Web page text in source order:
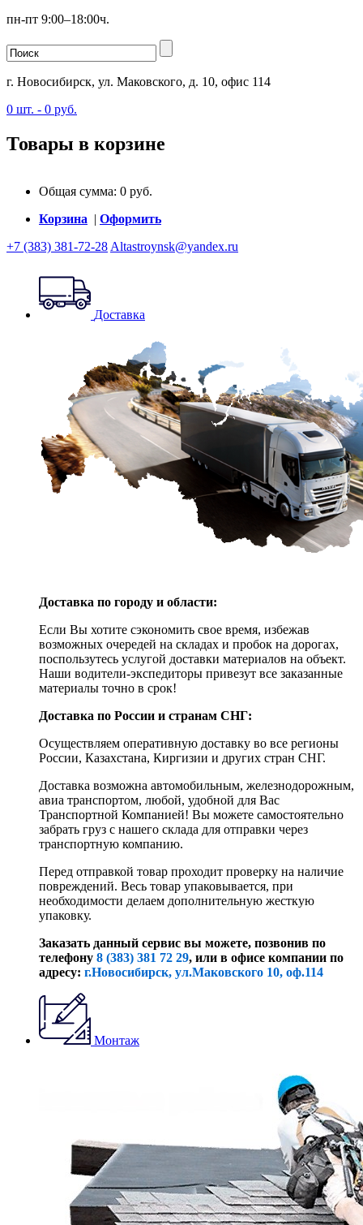
пн-пт 9:00–18:00ч.
г. Новосибирск, ул. Маковского, д. 10, офис 114
0 шт. - 0 руб.
Товары в корзине
Общая сумма: 0 руб.
Корзина | Оформить
+7 (383) 381-72-28 Altastroynsk@yandex.ru
Доставка
Доставка по городу и области:
Если Вы хотите сэкономить свое время, избежав
возможных очередей на складах и пробок на дорогах,
поспользутесь услугой доставки материалов на объект.
Наши водители-экспедиторы привезут все заказанные
материалы точно в срок!
Доставка по России и странам СНГ:
Осуществляем оперативную доставку во все регионы
России, Казахстана, Киргизии и других стран СНГ.
Доставка возможна автомобильным, железнодорожным,
авиа транспортом, любой, удобной для Вас
Транспортной Компанией! Вы можете самостоятельно
забрать груз с нашего склада для отправки через
транспортную компанию.
Перед отправкой товар проходит проверку на наличие
повреждений. Весь товар упаковывается, при
необходимости делаем дополнительную жесткую
упаковку.
Заказать данный сервис вы можете, позвонив по
телефону 8 (383) 381 72 29, или в офисе компании по
адресу: г.Новосибирск, ул.Маковского 10, оф.114
Монтаж